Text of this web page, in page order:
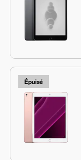
Épuisé